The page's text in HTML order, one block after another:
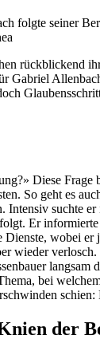
folgte seiner
rückblickend
Gabriel
Diese Frage
So geht es
Intensiv suchte
Er
Dienste, wobei er
wieder
langsam
bei
schien:
der